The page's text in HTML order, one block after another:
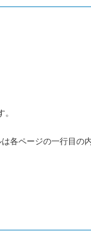
各ページの一行目の